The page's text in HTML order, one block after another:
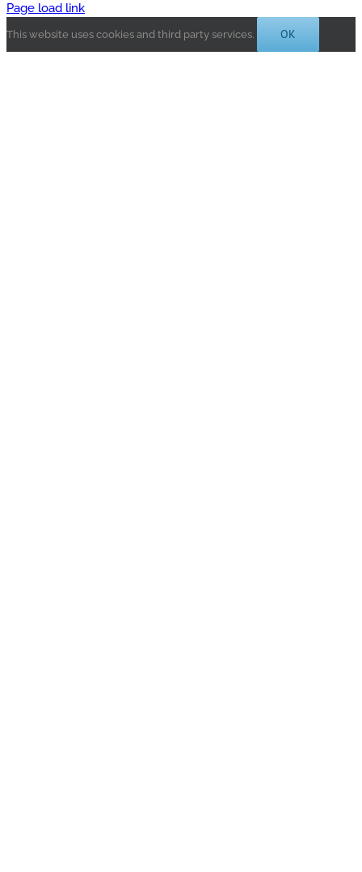
Page load link
This website uses cookies and third party services. OK